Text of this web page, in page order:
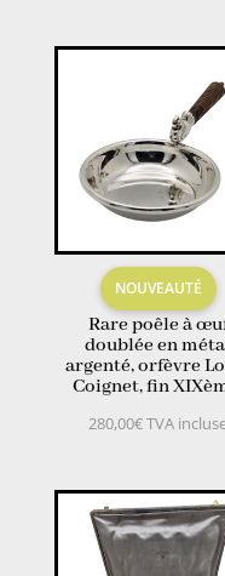
NOUVEAUTÉ
Rare poêle à
doublée en
argenté, orfèvre
Coignet, fin
280,00€TVA